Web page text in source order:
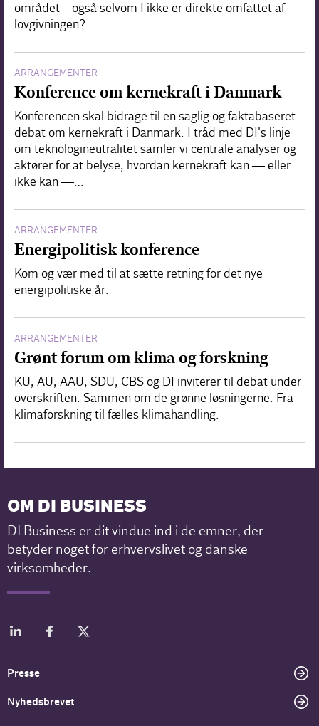
området – også selvom I ikke er direkte omfattet af
lovgivningen?
ARRANGEMENTER
Konference om kernekraft i Danmark
Konferencen skal bidrage til en saglig og faktabaseret
debat om kernekraft i Danmark. I tråd med DI's linje
om teknologineutralitet samler vi centrale analyser og
aktører for at belyse, hvordan kernekraft kan — eller
ikke kan —…
ARRANGEMENTER
Energipolitisk konference
Kom og vær med til at sætte retning for det nye
energipolitiske år.
ARRANGEMENTER
Grønt forum om klima og forskning
KU, AU, AAU, SDU, CBS og DI inviterer til debat under
overskriften: Sammen om de grønne løsningerne: Fra
klimaforskning til fælles klimahandling.
OM DI BUSINESS
DI Business er dit vindue ind i de emner, der
betyder noget for erhvervslivet og danske
virksomheder.
Presse
Nyhedsbrevet